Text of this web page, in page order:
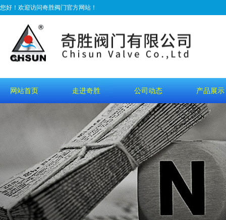
您好！欢迎访问奇胜阀门官方网站！
网站首页 走进奇胜 公司动态 产品展示